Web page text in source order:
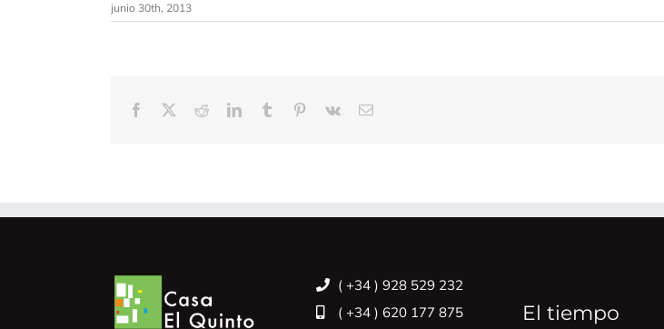
junio 30th, 2013
Facebook RedditLinkedInTumblr Pinterest
Vk
Correo
( +34 ) 928 529 232
( +34 ) 620 177 875
El tiempo